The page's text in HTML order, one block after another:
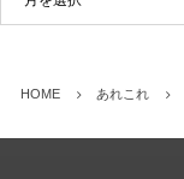
HOME あれこれ